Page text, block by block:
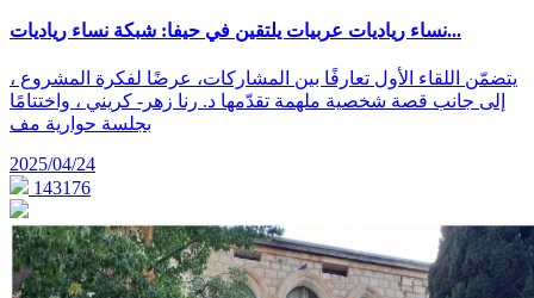
نساء رياديات عربيات يلتقين في حيفا: شبكة نساء رياديات...
يتضمّن اللقاء الأول تعارفًا بين المشاركات، عرضًا لفكرة المشروع ،
إلى جانب قصة شخصية ملهمة تقدّمها د. رنا زهر- كريني ، واختتامًا
بجلسة حوارية مف
2025/04/24
143176